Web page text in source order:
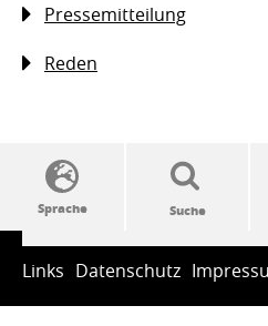
Pressemitteilung
Reden
SSW-Politik von A bis Z
Links Datenschutz